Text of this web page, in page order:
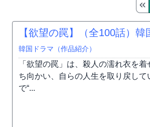
【欲望の罠】（全100話）
韓国ドラマ（作品紹介）
「欲望の罠」は、殺人の濡れ衣を
ち向かい、自らの人生を取り戻し
で“...